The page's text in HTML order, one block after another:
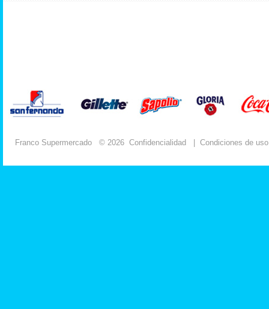
Franco Supermercado © 2026 Confidencialidad Condiciones de uso